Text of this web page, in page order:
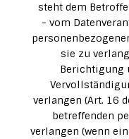
steht dem
- vom
sie zu
Berichtigung
verlangen (Art. 16
betreffenden
verlangen (wenn